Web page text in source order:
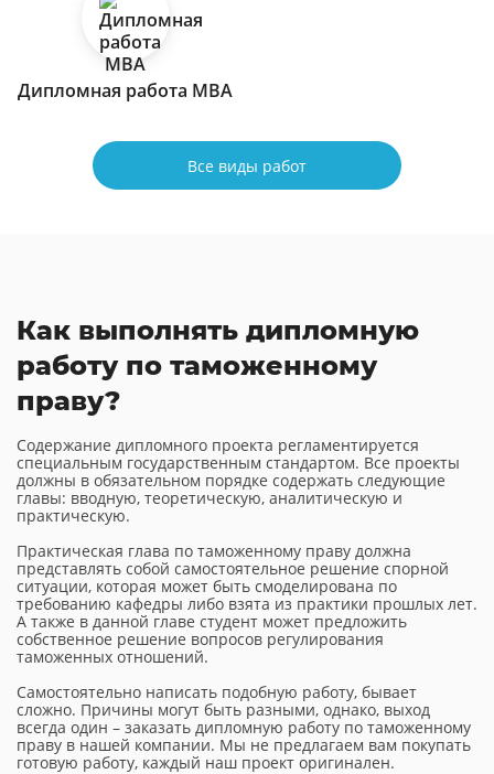
Дипломная работа МВА
Все виды работ
Как выполнять дипломную
работу по таможенному
праву?
Содержание дипломного проекта регламентируется
специальным государственным стандартом. Все проекты
должны в обязательном порядке содержать следующие
главы: вводную, теоретическую, аналитическую и
практическую.
Практическая глава по таможенному праву должна
представлять собой самостоятельное решение спорной
ситуации, которая может быть смоделирована по
требованию кафедры либо взята из практики прошлых лет.
А также в данной главе студент может предложить
собственное решение вопросов регулирования
таможенных отношений.
Самостоятельно написать подобную работу, бывает
сложно. Причины могут быть разными, однако, выход
всегда один – заказать дипломную работу по таможенному
праву в нашей компании. Мы не предлагаем вам покупать
готовую работу, каждый наш проект оригинален.